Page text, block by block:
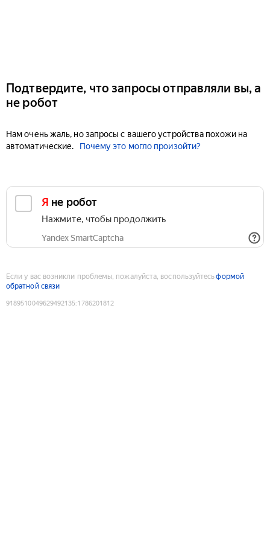
Подтвердите, что запросы отправляли вы, а
не робот
Нам очень жаль, но запросы с вашего устройства похожи на
автоматические.
Почему это могло произойти?
Я не робот
Нажмите, чтобы продолжить
Yandex SmartCaptcha
Если у вас возникли проблемы, пожалуйста, воспользуйтесьформой
обратной связи
9189510049629492135:1786201812